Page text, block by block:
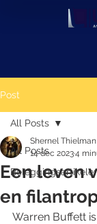
Post
All Posts
All Posts
Een leven
en
Shernel Thielman
14 dec 20234
Warren Buffett